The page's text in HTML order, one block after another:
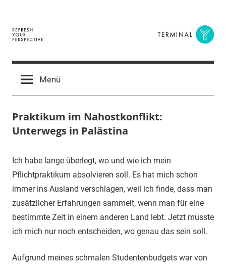
springen
Terminal
Y
Digital
BusinessMenü
Praktikum im Nahostkonflikt:
Unterwegs in Palästina
19.
März
2015
terminal-
y
Urbi
et
orbi
Ich habe lange überlegt, wo und wie ich mein
Pflichtpraktikum absolvieren soll. Es hat mich schon
immer ins Ausland verschlagen, weil ich finde, dass man
zusätzlicher Erfahrungen sammelt, wenn man für eine
bestimmte Zeit in einem anderen Land lebt. Jetzt musste
ich mich nur noch entscheiden, wo genau das sein soll.
Aufgrund meines schmalen Studentenbudgets war von